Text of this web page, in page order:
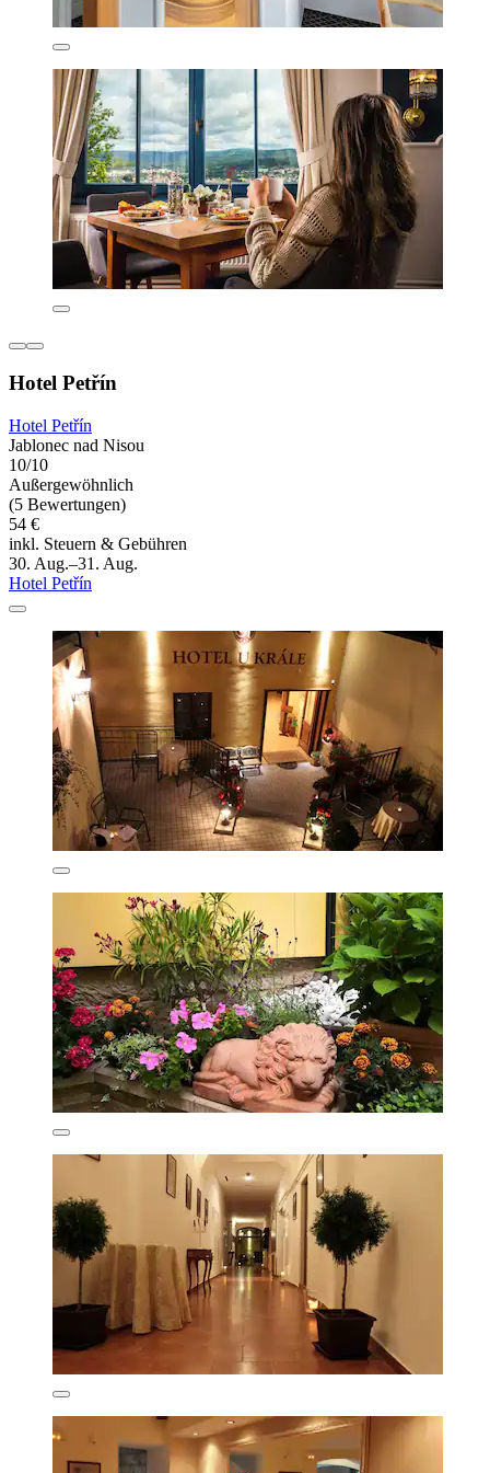
Hotel Petřín
Hotel Petřín
Jablonec nad Nisou
10/10
Außergewöhnlich
(5 Bewertungen)
54 €
inkl. Steuern & Gebühren
30. Aug.–31. Aug.
Hotel Petřín